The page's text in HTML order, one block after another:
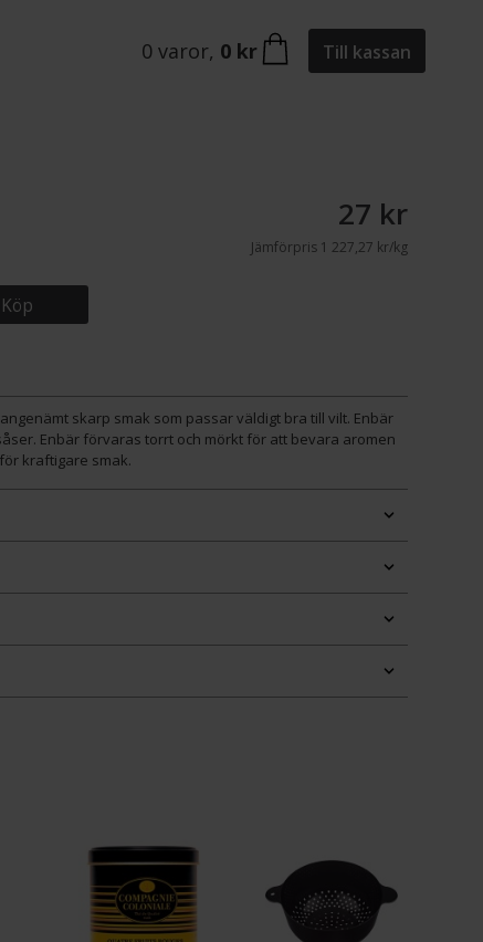
0 varor, 0 kr Till kassan
27 kr
Jämförpris1 227,27 kr/kg
Köp
skarp smak som passar väldigt bra till vilt. Enbär
Enbär förvaras torrt och mörkt för att bevara aromen
kraftigare smak.